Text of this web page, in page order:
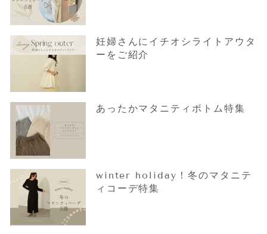
妊婦さんにイチオシライトアウタ
ーをご紹介
あったかマタニティボトム特集
winter holiday！冬のマタニテ
ィコーデ特集